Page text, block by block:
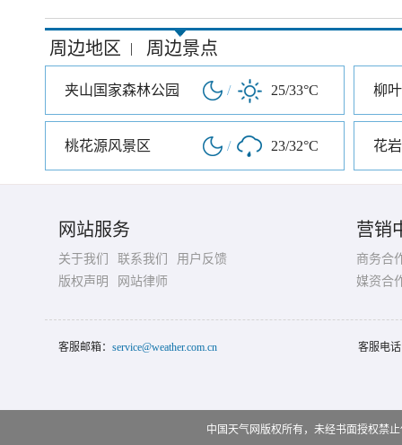
周边地区 | 周边景点
夹山国家森林公园 / 25/33°C 柳
桃花源风景区 / 23/32°C 花
网站服务
关于我们 联系我们
用户反馈
版权声明
网站律师
营销
商务合
媒资合
客服邮箱： service@weather.com.cn 客服电
中国天气网版权所有，未经书面授权